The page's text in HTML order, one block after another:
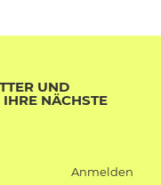
UND
IHRE NÄCHSTE
Anmelden